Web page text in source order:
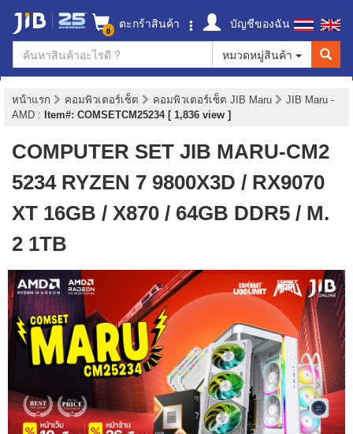
0 ตะกร้าสินค้า
บัญชีของฉัน
หมวดหมู่สินค้า
หน้าแรก คอมพิวเตอร์เซ็ต คอมพิวเตอร์เซ็ต JIB Maru
JIB Maru -
AMD : Item#: COMSETCM25234 [ 1,836 view ]
COMPUTER SET JIB MARU-CM2
5234 RYZEN 7 9800X3D / RX9070
XT 16GB / X870 / 64GB DDR5 / M.
2 1TB